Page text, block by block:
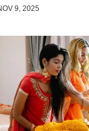
9, 2025